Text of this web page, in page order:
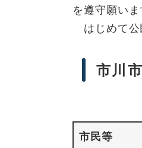
を遵守願いま
はじめて公
市川
市民等